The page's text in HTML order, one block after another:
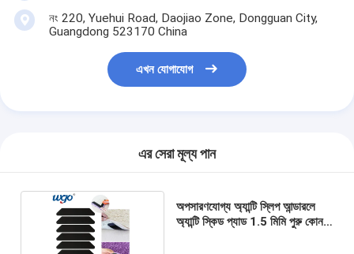
নং 220, Yuehui Road, Daojiao Zone, Dongguan City,
Guangdong 523170 China
এখন যোগাযোগ
এর সেরা মূল্য পান
অপসারণযোগ্য অ্যান্টি স্লিপ আন্ডারলে
অ্যান্টি স্কিড প্যাড 1.5 মিমি পুরু কোন